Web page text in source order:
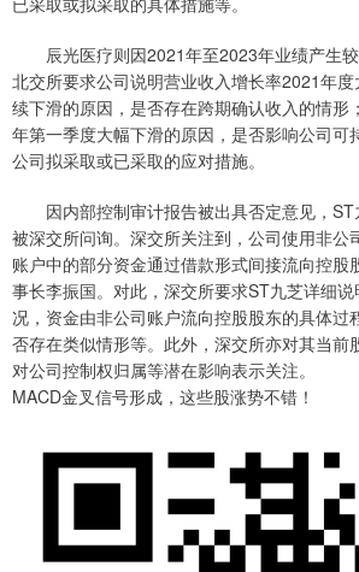
辰光医疗则因2021年至2023年业绩产生较
北交所要求公司说明营业收入增长率2021年
续下滑的原因，是否存在跨期确认收入的情形
年第一季度大幅下滑的原因，是否影响公司可
公司拟采取或已采取的应对措施。
因内部控制审计报告被出具否定意见，ST
被深交所问询。深交所关注到，公司使用非公
账户中的部分资金通过借款形式间接流向控股
事长李振国。对此，深交所要求ST九芝详细
况，资金由非公司账户流向控股股东的具体过
否存在类似情形等。此外，深交所亦对其当前
对公司控制权归属等潜在影响表示关注。
MACD金叉信号形成，这些股涨势不错！